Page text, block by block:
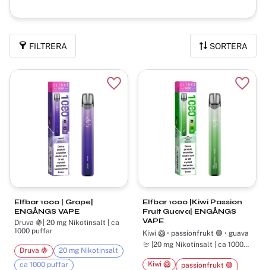
FILTRERA SORTERA
Elfbar 1000 | Grape|
ENGÅNGS VAPE
Druva 🍇| 20 mg Nikotinsalt | ca
1000 puffar
Druva 🍇
20 mg Nikotinsalt
ca 1000 puffar
Lägg till i favoriter
Elfbar 1000 |Kiwi Passion
Fruit Guava| ENGÅNGS
VAPE
Kiwi 🥝 • passionfrukt 🟣 • guava
🍈 |20 mg Nikotinsalt | ca 1000
Kiwi 🥝
passionfrukt 🟣